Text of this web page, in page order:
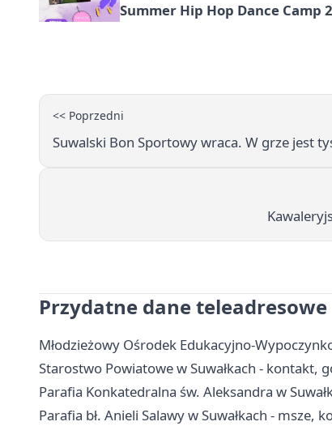
Summer Hip Hop Dance Camp
<< Poprzedni
Suwalski Bon Sportowy wraca. W grze jest
Przydatne dane teleadresowe
Młodzieżowy Ośrodek Edukacyjno-
Starostwo Powiatowe w Suwałkach - kontakt,
Parafia Konkatedralna św. Aleksandra w
Parafia bł. Anieli Salawy w Suwałkach - msze,